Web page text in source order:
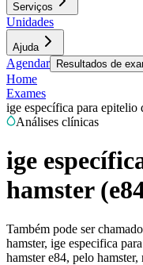
Serviços
Unidades
Ajuda
Agendar Resultados de
Home
Exames
ige específica para epitelio
Análises clínicas
ige
hamster
Também pode ser
hamster, ige especifica
hamster e84, pelo